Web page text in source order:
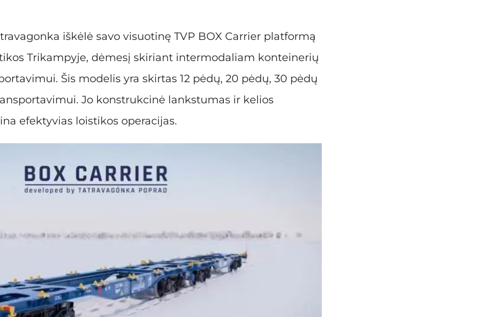
iškėlė savo visuotinę TVP BOX Carrier platformą
Trikampyje, dėmesį skiriant intermodaliam konteinerių
Šis modelis yra skirtas 12 pėdų, 20 pėdų, 30 pėdų
Jo konstrukcinė lankstumas ir kelios
efektyvias loistikos operacijas.